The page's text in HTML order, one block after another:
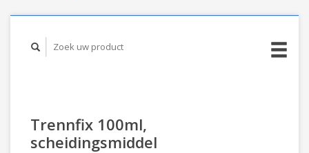
Trennfix 100ml,
scheidingsmiddel